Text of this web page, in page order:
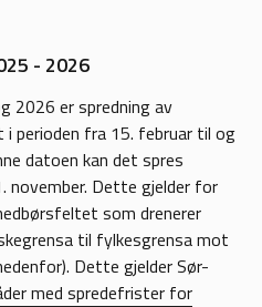
- 2026
2026 er spredning av
perioden fra 15. februar til og
datoen kan det spres
november. Dette gjelder for
som drenerer
til fylkesgrensa mot
Dette gjelder Sør-
med spredefrister for